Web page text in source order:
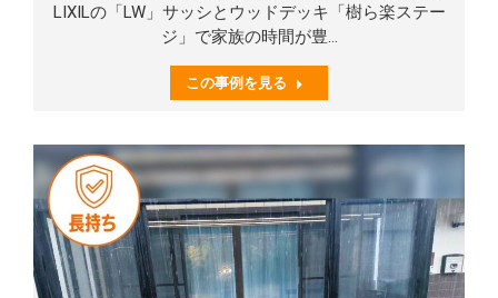
LIXILの「LW」サッシとウッドデッキ「樹ら楽ステー
ジ」で家族の時間が豊…
この事例を見る